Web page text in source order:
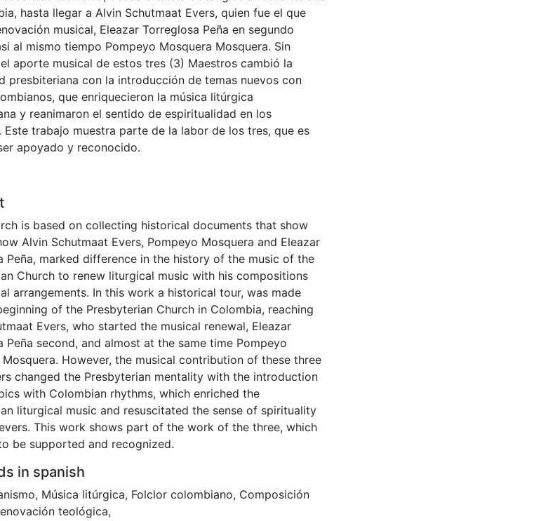
hasta llegar a Alvin Schutmaat Evers, quien fue el que
musical, Eleazar Torreglosa Peña en segundo
al mismo tiempo Pompeyo Mosquera Mosquera. Sin
aporte musical de estos tres (3) Maestros cambió la
presbiteriana con la introducción de temas nuevos con
que enriquecieron la música litúrgica
y reanimaron el sentido de espiritualidad en los
Este trabajo muestra parte de la labor de los tres, que es
apoyado y reconocido.
is based on collecting historical documents that show
Alvin Schutmaat Evers, Pompeyo Mosquera and Eleazar
Peña, marked difference in the history of the music of the
Church to renew liturgical music with his compositions
arrangements. In this work a historical tour, was made
of the Presbyterian Church in Colombia, reaching
Evers, who started the musical renewal, Eleazar
Peña second, and almost at the same time Pompeyo
Mosquera. However, the musical contribution of these three
changed the Presbyterian mentality with the introduction
with Colombian rhythms, which enriched the
liturgical music and resuscitated the sense of spirituality
This work shows part of the work of the three, which
be supported and recognized.
in spanish
, Música litúrgica, Folclor colombiano, Composición
teológica,